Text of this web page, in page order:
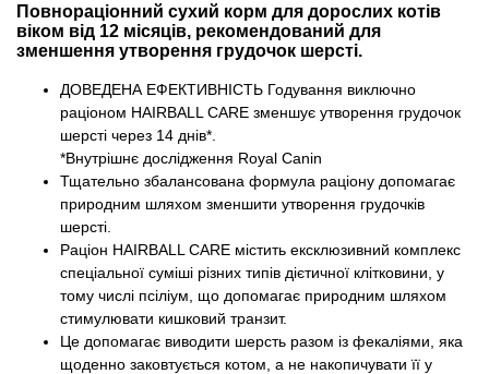
Повнорацiонний сухий корм для дорослих котів
віком від 12 місяців, рекомендований для
зменшення утворення грудочок шерсті.
ДОВЕДЕНА ЕФЕКТИВНІСТЬ Годування виключно
раціоном HAIRBALL CARE зменшує утворення грудочок
шерсті через 14 днів*.
*Внутрішнє дослідження Royal Canin
Тщательно збалансована формула раціону допомагає
природним шляхом зменшити утворення грудочків
шерсті.
Раціон HAIRBALL CARE містить ексклюзивний комплекс
спеціальної суміші різних типів дієтичної клітковини, у
тому числі псіліум, що допомагає природним шляхом
стимулювати кишковий транзит.
Це допомагає виводити шерсть разом із фекаліями, яка
щоденно заковтується котом, а не накопичувати її у
Товари для гризунів
Товари для коней
Товари для людей
Хозряд - господарчі товари оптом
Популярні зоотоварі
Архів / Знято з виробництва